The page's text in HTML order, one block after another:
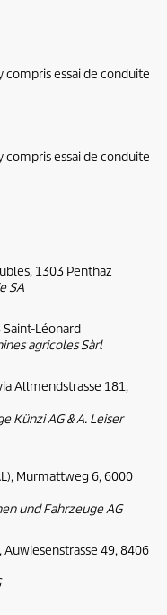
essai de conduite
essai de conduite
1303 Penthaz
SA
Saint-Léonard
agricoles Sàrl
Allmendstrasse 181,
Künzi AG & A. Leiser
Murmattweg 6, 6000
und Fahrzeuge AG
49, 8406